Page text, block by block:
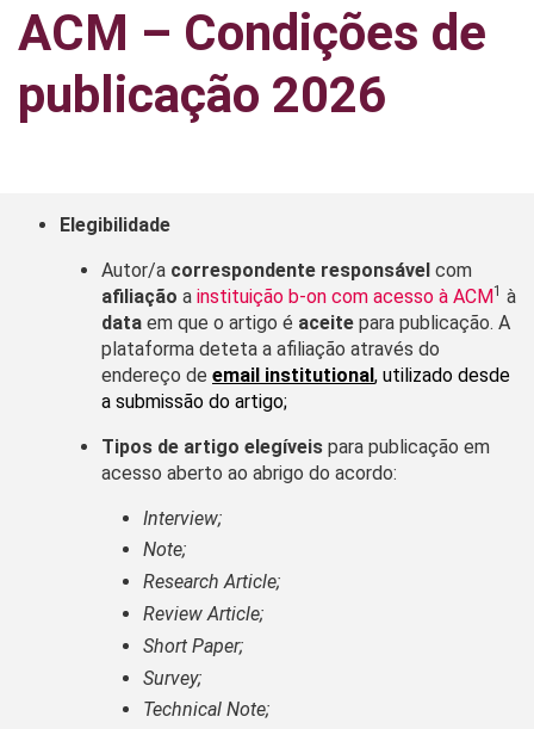
ACM – Condições de
publicação 2026
Elegibilidade
Autor/a correspondente responsável com
afiliação a instituição b-on com acesso à ACM1 à
data em que o artigo é aceite para publicação. A
plataforma deteta a afiliação através do
endereço de email institutional, utilizado desde
a submissão do artigo;
Tipos de artigo elegíveis para publicação em
acesso aberto ao abrigo do acordo:
Interview;
Note;
Research Article;
Review Article;
Short Paper;
Survey;
Technical Note;